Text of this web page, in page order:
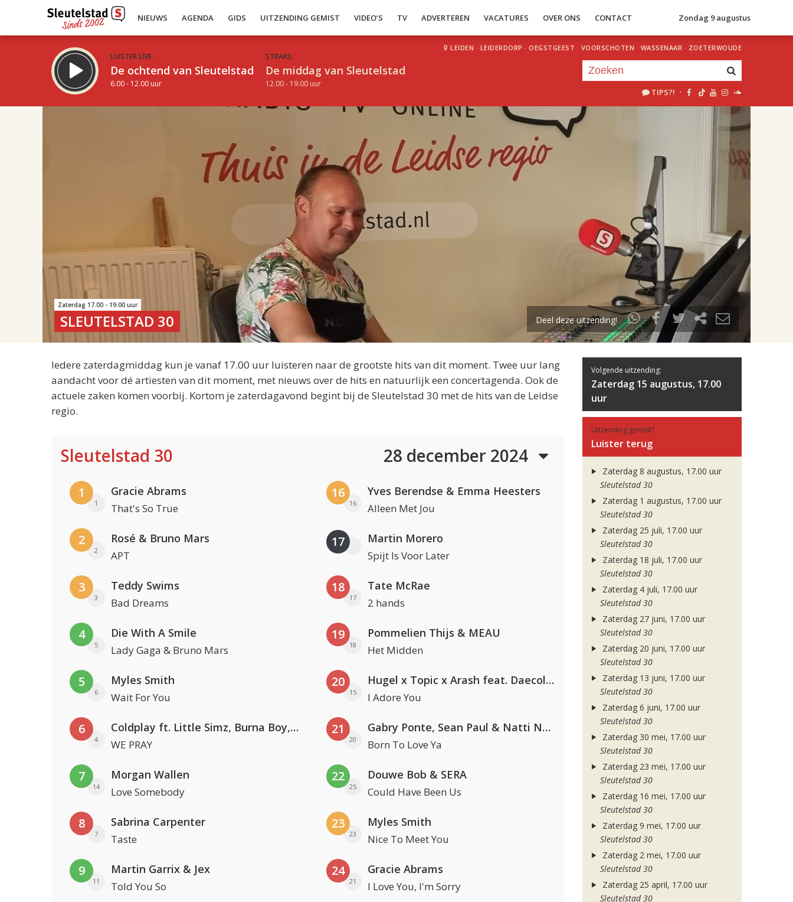
NIEUWS AGENDA GIDS UITZENDING GEMIST VIDEO’S TV ADVERTEREN VACATURES OVER ONS CONTACT Zondag 9 augustus
LUISTER LIVE:
De ochtend van Sleutelstad
6.00 - 12.00 uur
STRAKS:
De middag van Sleutelstad
12.00 - 19.00 uur
LEIDEN · LEIDERDORP · OEGSTGEEST · VOORSCHOTEN · WASSENAAR · ZOETERWOUDE
TIPS?! ·
uur 1 van 2
Volgend uur
Zaterdag 17.00 - 19.00 uur
SLEUTELSTAD 30 Deel deze uitzending!
Iedere zaterdagmiddag kun je vanaf 17.00 uur luisteren naar de grootste hits van dit moment. Twee uur lang
aandacht voor dé artiesten van dit moment, met nieuws over de hits en natuurlijk een concertagenda. Ook de
actuele zaken komen voorbij. Kortom je zaterdagavond begint bij de Sleutelstad 30 met de hits van de Leidse
regio.
Sleutelstad 30 28 december 2024
1
1
Gracie Abrams
That's So True
2
2
Rosé & Bruno Mars
APT
3
3
Teddy Swims
Bad Dreams
4
5
Die With A Smile
Lady Gaga & Bruno Mars
5
6
Myles Smith
Wait For You
6
4
Coldplay ft. Little Simz, Burna Boy, Elyanna & Tini
WE PRAY
7
14
Morgan Wallen
Love Somebody
8
7
Sabrina Carpenter
Taste
9
11
Martin Garrix & Jex
Told You So
16
16
Yves Berendse & Emma Heesters
Alleen Met Jou
17 Martin Morero
Spijt Is Voor Later
18
17
Tate McRae
2 hands
19
18
Pommelien Thijs & MEAU
Het Midden
20
15
Hugel x Topic x Arash feat. Daecolm
I Adore You
21
20
Gabry Ponte, Sean Paul & Natti Natasha
Born To Love Ya
22
25
Douwe Bob & SERA
Could Have Been Us
23
23
Myles Smith
Nice To Meet You
24
21
Gracie Abrams
I Love You, I'm Sorry
Volgende uitzending:
Zaterdag 15 augustus, 17.00
uur
Uitzending gemist?
Luister terug
Zaterdag 8 augustus, 17.00 uur
Sleutelstad 30
Zaterdag 1 augustus, 17.00 uur
Sleutelstad 30
Zaterdag 25 juli, 17.00 uur
Sleutelstad 30
Zaterdag 18 juli, 17.00 uur
Sleutelstad 30
Zaterdag 4 juli, 17.00 uur
Sleutelstad 30
Zaterdag 27 juni, 17.00 uur
Sleutelstad 30
Zaterdag 20 juni, 17.00 uur
Sleutelstad 30
Zaterdag 13 juni, 17.00 uur
Sleutelstad 30
Zaterdag 6 juni, 17.00 uur
Sleutelstad 30
Zaterdag 30 mei, 17.00 uur
Sleutelstad 30
Zaterdag 23 mei, 17.00 uur
Sleutelstad 30
Zaterdag 16 mei, 17.00 uur
Sleutelstad 30
Zaterdag 9 mei, 17.00 uur
Sleutelstad 30
Zaterdag 2 mei, 17.00 uur
Sleutelstad 30
Zaterdag 25 april, 17.00 uur
Sleutelstad 30